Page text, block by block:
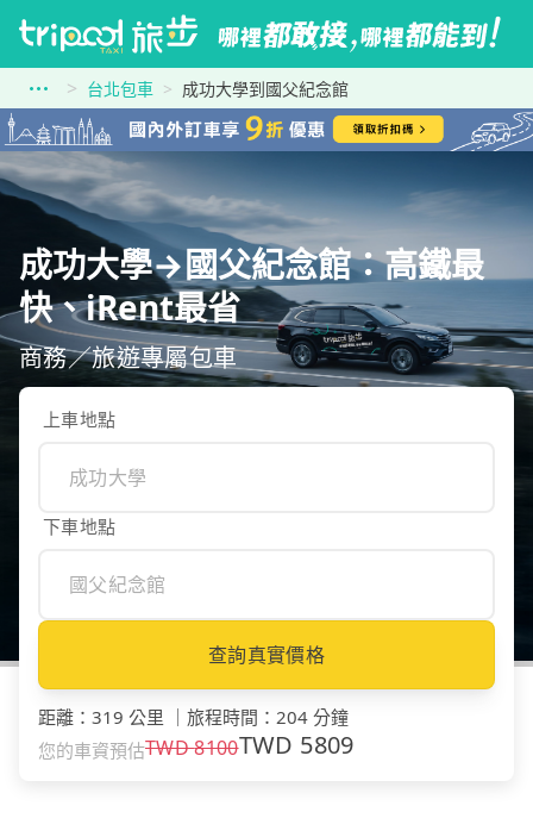
台北包車 成功大學到國父紀念館
成功大學→國父紀念館：高鐵最
快、iRent最省
商務／旅遊專屬包車
上車地點
下車地點
查詢真實價格
距離 ： 319 公里 旅程時間 ： 204 分鐘
您的車資預估TWD8100TWD 5809